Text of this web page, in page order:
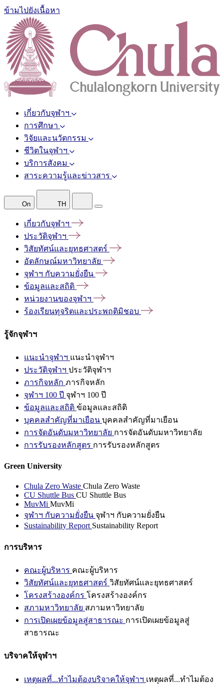
ข้ามไปยังเนื้อหา
เกี่ยวกับจุฬาฯ
การศึกษา
วิจัยและนวัตกรรม
ชีวิตในจุฬาฯ
บริการสังคม
สาระความรู้และข่าวสาร
On TH
เกี่ยวกับจุฬาฯ
ประวัติจุฬาฯ
วิสัยทัศน์และยุทธศาสตร์
อัตลักษณ์มหาวิทยาลัย
จุฬาฯ กับความยั่งยืน
ข้อมูลและสถิติ
หน่วยงานของจุฬาฯ
ร้องเรียนทุจริตและประพฤติมิชอบ
รู้จักจุฬาฯ
แนะนำจุฬาฯ แนะนำจุฬาฯ
ประวัติจุฬาฯ ประวัติจุฬาฯ
ภารกิจหลัก ภารกิจหลัก
จุฬาฯ 100 ปี จุฬาฯ 100 ปี
ข้อมูลและสถิติ ข้อมูลและสถิติ
บุคคลสำคัญที่มาเยือน บุคคลสำคัญที่มาเยือน
การจัดอันดับมหาวิทยาลัย การจัดอันดับมหาวิทยาลัย
การรับรองหลักสูตร การรับรองหลักสูตร
Green University
Chula Zero Waste Chula Zero Waste
CU Shuttle Bus CU Shuttle Bus
MuvMi MuvMi
จุฬาฯ กับความยั่งยืน จุฬาฯ กับความยั่งยืน
Sustainability Report Sustainability Report
การบริหาร
คณะผู้บริหาร คณะผู้บริหาร
วิสัยทัศน์และยุทธศาสตร์ วิสัยทัศน์และยุทธศาสตร์
โครงสร้างองค์กร โครงสร้างองค์กร
สภามหาวิทยาลัย สภามหาวิทยาลัย
การเปิดเผยข้อมูลสู่สาธารณะ การเปิดเผยข้อมูลสู่
สาธารณะ
บริจาคให้จุฬาฯ
เหตุผลที่...ทำไมต้องบริจาคให้จุฬาฯ เหตุผลที่...ทำไมต้อง